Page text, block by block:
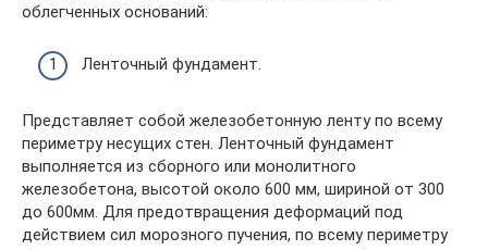
облегченных оснований:
Ленточный фундамент.
Представляет собой железобетонную ленту по всему
периметру несущих стен. Ленточный фундамент
выполняется из сборного или монолитного
железобетона, высотой около 600 мм, шириной от 300
до 600мм. Для предотвращения деформаций под
действием сил морозного пучения, по всему периметру